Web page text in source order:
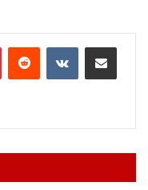
PinterestReddit VKontakteShare via Email